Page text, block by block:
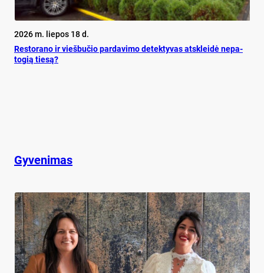
2026 m. liepos 18 d.
Res­to­ra­no ir vieš­bu­čio par­da­vi­mo de­tek­ty­vas at­sklei­dė ne­pa­
to­gią tie­są?
Gyvenimas